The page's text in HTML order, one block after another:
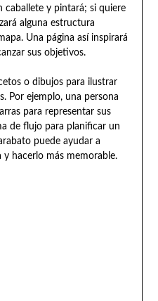
caballete y pintará; si quiere
alguna estructura
Una página así inspirará
sus objetivos.
o dibujos para ilustrar
Por ejemplo, una persona
para representar sus
de flujo para planificar un
puede ayudar a
hacerlo más memorable.